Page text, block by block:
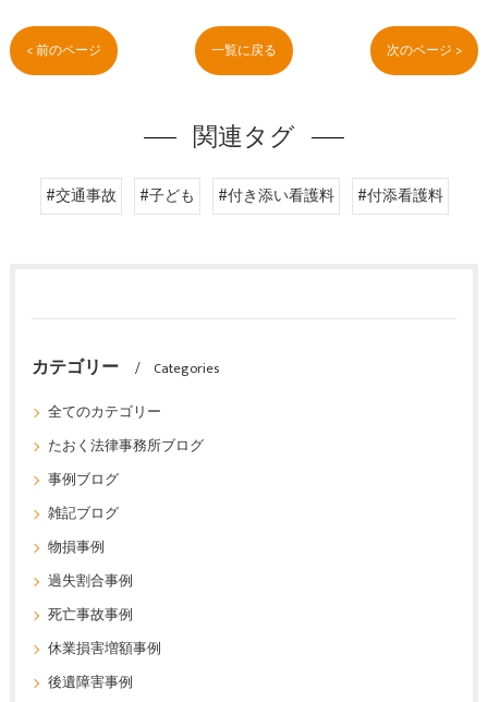
< 前のページ 一覧に戻る 次のページ >
関連タグ
#交通事故 #子ども #付き添い看護料 #付添看護料
カテゴリー
Categories
全てのカテゴリー
たおく法律事務所ブログ
事例ブログ
雑記ブログ
物損事例
過失割合事例
死亡事故事例
休業損害増額事例
後遺障害事例